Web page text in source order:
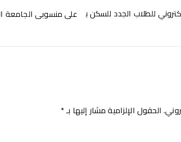
للطلاب الجدد للسكن ب على منسوبى الجامعة
الحقول الإلزامية مشار إليها بـ*